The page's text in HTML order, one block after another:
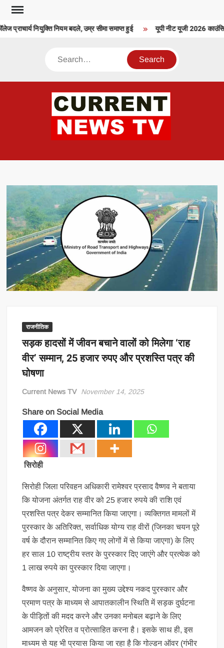
Skip
contentनियुक्ति नियम बदले, उम्र सीमा समाप्त हुई यूपी नीट यूजी 2026
Search
राजनीतिक
सड़क हादसों में जीवन बचाने वालों को मिलेगा ‘राह
वीर’ सम्मान, 25 हजार रुपए और प्रशस्ति पत्र की
घोषणा
Current News TV November 14, 2025
Share on Social Media
सिरोही
सिरोही जिला परिवहन अधिकारी रामेश्वर प्रसाद वैष्णव ने बताया
कि योजना अंतर्गत राह वीर को 25 हजार रुपये की राशि एवं
प्रशस्ति पत्र देकर सम्मानित किया जाएगा। व्यक्तिगत मामलों में
पुरस्कार के अतिरिक्त, सर्वाधिक योग्य राह वीरों (जिनका चयन पूरे
वर्ष के दौरान सम्मानित किए गए लोगों में से किया जाएगा) के लिए
हर साल 10 राष्ट्रीय स्तर के पुरस्कार दिए जाएंगे और प्रत्येक को
1 लाख रुपये का पुरस्कार दिया जाएगा।
वैष्णव के अनुसार, योजना का मुख्य उद्देश्य नकद पुरस्कार और
प्रमाण पत्र के माध्यम से आपातकालीन स्थिति में सड़क दुर्घटना
के पीड़ितों की मदद करने और उनका मनोबल बढ़ाने के लिए
आमजन को प्रेरित व प्रोत्साहित करना है। इसके साथ ही, इस
माध्यम से यह भी प्रयास किया जा रहा है कि गोल्डन ऑवर (गंभीर